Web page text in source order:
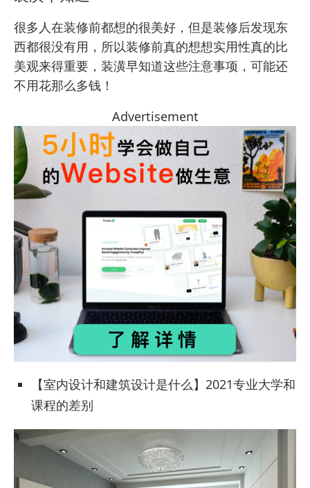
很多人在装修前都想的很美好，但是装修后发现东
西都很没有用，所以装修前真的想想实用性真的比
美观来得重要，装潢早知道这些注意事项，可能还
不用花那么多钱！
Advertisement
【室内设计和建筑设计是什么】2021专业大学和
课程的差别